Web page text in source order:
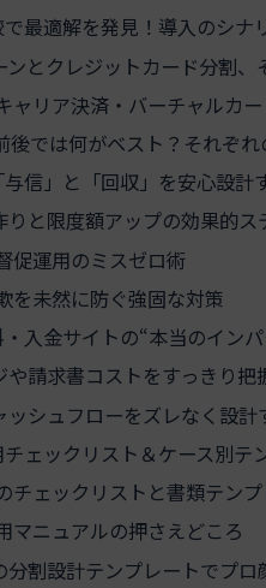
最適解を発見！導入のシナ
ンとクレジットカード分割
ャリア決済・バーチャルカ
後では何がベスト？それぞ
信」と「回収」を安心設計
りと限度額アップの効果的ス
促運用のミスゼロ術
を未然に防ぐ強固な対策
入金サイトの“本当のイン
や請求書コストをすっきり把
ッシュフローをズレなく設計
ェックリスト＆ケース別テ
チェックリストと書類テン
マニュアルの押さえどころ
分割設計テンプレートでプロ